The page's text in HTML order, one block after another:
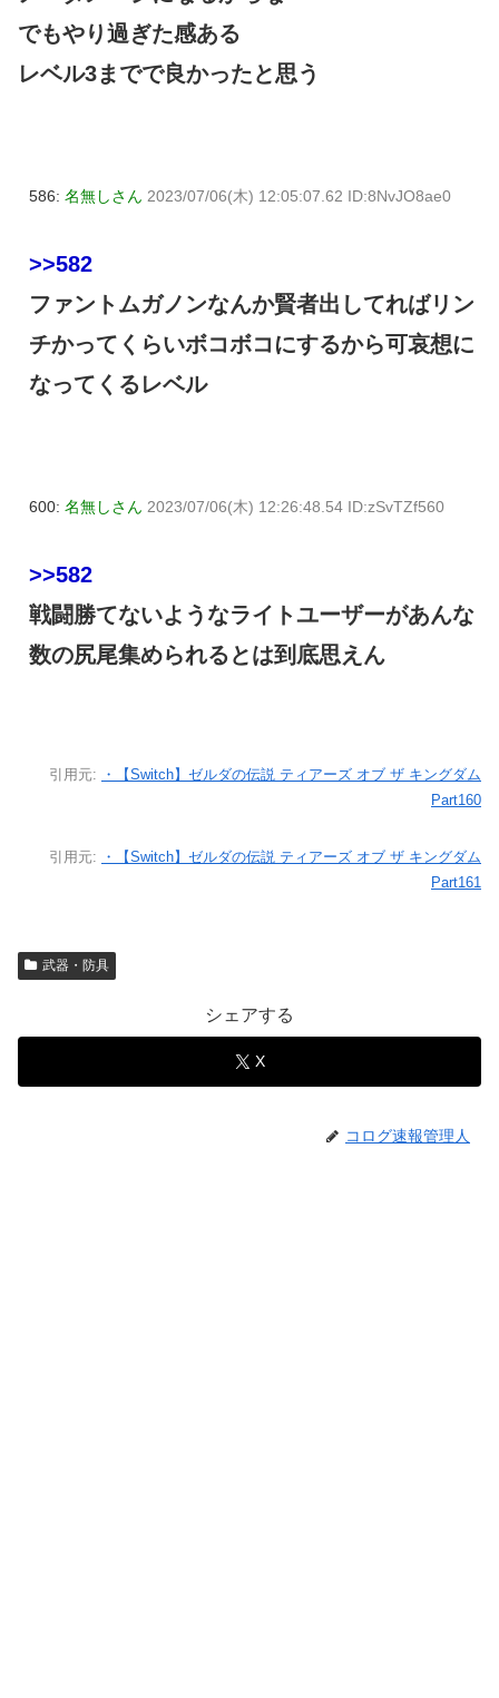
でもやり過ぎた感ある
レベル3までで良かったと思う
586: 名無しさん 2023/07/06(木) 12:05:07.62 ID:8NvJO8ae0
>>582
ファントムガノンなんか賢者出してればリン
チかってくらいボコボコにするから可哀想に
なってくるレベル
600: 名無しさん 2023/07/06(木) 12:26:48.54 ID:zSvTZf560
>>582
戦闘勝てないようなライトユーザーがあんな
数の尻尾集められるとは到底思えん
引用元:
・【Switch】ゼルダの伝説 ティアーズ オブ ザ キングダム
Part160
引用元:
・【Switch】ゼルダの伝説 ティアーズ オブ ザ キングダム
Part161
武器・防具
シェアする
X
コログ速報管理人